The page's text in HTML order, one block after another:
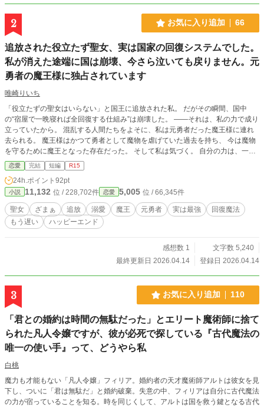
2 お気に入り追加 66
追放された役立たず聖女、実は国家の回復システムでした。
私が消えた途端に国は崩壊、今さら泣いても戻りません。元
勇者の魔王様に独占されています
唯崎りいち
「役立たずの聖女はいらない」と国王に追放された私。 だがその瞬間、国中
の“宿屋で一晩寝れば全回復する仕組み”は崩壊した。 ――それは、私の力で成り
立っていたから。 混乱する人間たちをよそに、私は元勇者だった魔王様に連れ
去られる。 魔王様はかつて勇者として魔物を虐げていた過去を持ち、 今は魔物
を守るために魔王となった存在だった。 そして私は気づく。 自分の力は、一人
を癒すだけでなく――世界そのものを支えていたのだと。 やがて回復手段を失
った勇者たちは崩壊し、 国王は失脚、国は混乱に陥る。 それでも私は戻らな
い。 「君は俺のものだ。一生手放さない」 元勇者の魔王様に囲われ、甘やかさ
れ、溺愛されながら、 私は魔王城で幸せに暮らしています。 今さら「帰ってき
て」と言われても、もう遅いのです。
恋愛 完結 短編 R15
24h.ポイント 92pt
小説 11,132 位 / 228,702件 恋愛 5,005 位 / 66,345件
聖女 ざまぁ 追放 溺愛 魔王 元勇者 実は最強
回復魔法
もう遅い
ハッピーエンド
感想数 1
文字数 5,240
最終更新日 2026.04.14
登録日 2026.04.14
3 お気に入り追加 110
「君との婚約は時間の無駄だった」とエリート魔術師に捨て
られた凡人令嬢ですが、彼が必死で探している『古代魔法の
唯一の使い手』って、どうやら私
白桃
魔力も才能もない「凡人令嬢」フィリア。婚約者の天才魔術師アルトは彼女を見
下し、ついに「君は無駄だ」と婚約破棄。失意の中、フィリアは自分に古代魔法
の力が宿っていることを知る。時を同じくして、アルトは国を救う鍵となる古代